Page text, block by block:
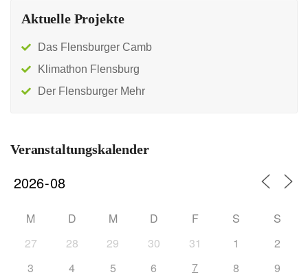
Aktuelle Projekte
Das Flensburger Camb
Klimathon Flensburg
Der Flensburger Mehr
Veranstaltungskalender
M D M D F S
S
27
28 29 30 31 1
2
3
4 5 6 7 8
9